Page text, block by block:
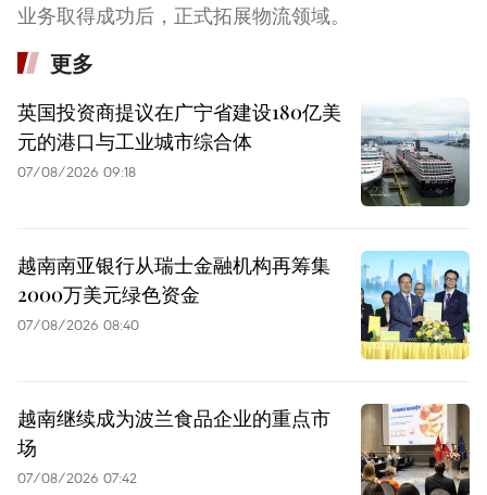
业务取得成功后，正式拓展物流领域。
更多
英国投资商提议在广宁省建设180亿美
元的港口与工业城市综合体
07/08/2026 09:18
越南南亚银行从瑞士金融机构再筹集
2000万美元绿色资金
07/08/2026 08:40
越南继续成为波兰食品企业的重点市
场
07/08/2026 07:42